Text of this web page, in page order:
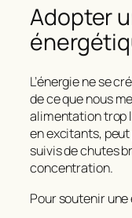
Adopter
L’énergie ne se
de ce que nous
alimentation trop
en excitants, peut
suivis de chutes
concentration.
Pour soutenir